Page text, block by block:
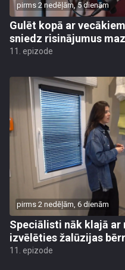
pirms 2 nedēļām, 5 dienām
Gulēt kopā ar
sniedz risinājumus
11. epizode
pirms 2 nedēļām, 6 dienām
Speciālisti nāk klajā
izvēlēties žalūzijas
11. epizode